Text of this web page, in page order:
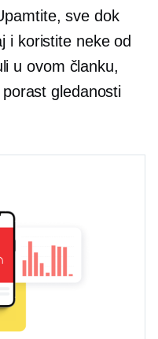
sve dok
i koristite neke od
u ovom članku,
gledanosti